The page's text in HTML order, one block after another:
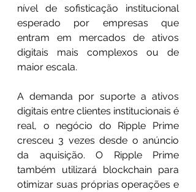
nível de sofisticação institucional
esperado por empresas que
entram em mercados de ativos
digitais mais complexos ou de
maior escala.
A demanda por suporte a ativos
digitais entre clientes institucionais é
real, o negócio do Ripple Prime
cresceu 3 vezes desde o anúncio
da aquisição. O Ripple Prime
também utilizará blockchain para
otimizar suas próprias operações e